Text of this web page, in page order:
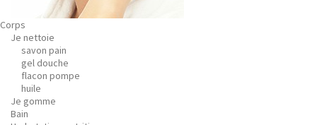
Corps
Je nettoie
savon pain
gel douche
flacon pompe
huile
Je gomme
Bain